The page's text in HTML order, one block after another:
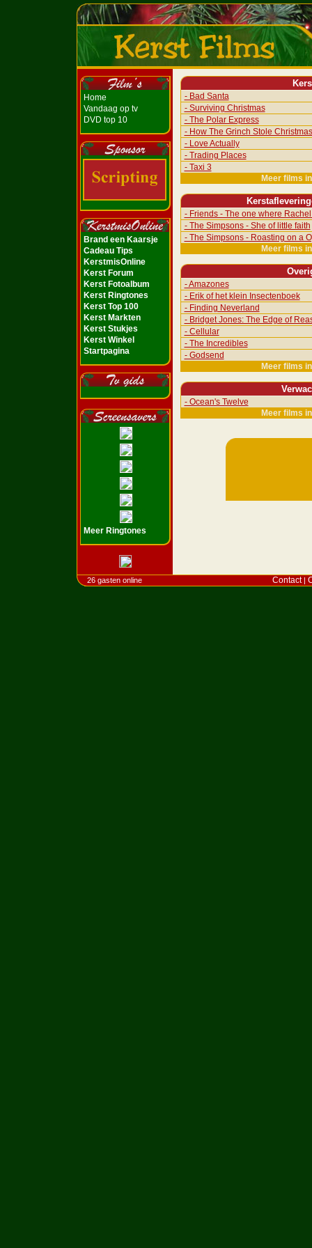
Home
Vandaag op tv
DVD top 10
Brand een Kaarsje
Cadeau Tips
KerstmisOnline
Kerst Forum
Kerst Fotoalbum
Kerst Ringtones
Kerst Top 100
Kerst Markten
Kerst Stukjes
Kerst Winkel
Startpagina
Meer Ringtones
- Bad Santa
- Surviving Christmas
- The Polar Express
- How The Grinch Stole Christmas
- Love Actually
- Trading Places
- Taxi 3
Meer films
- Friends - The one where
- The Simpsons - She of little faith
- The Simpsons - Roasting on a
Meer films
- Amazones
- Erik of het klein Insectenboek
- Finding Neverland
- Bridget Jones: The Edge of
- Cellular
- The Incredibles
- Godsend
Meer films
- Ocean's Twelve
Meer films
26 gasten online Contact|